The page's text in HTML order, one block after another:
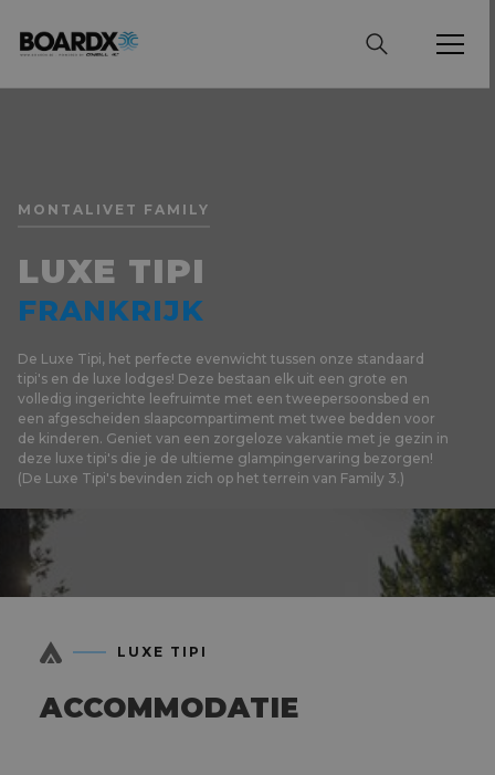
MONTALIVET FAMILY
LUXE TIPI
FRANKRIJK
De Luxe Tipi, het perfecte evenwicht tussen onze standaard
tipi's en de luxe lodges! Deze bestaan elk uit een grote en
volledig ingerichte leefruimte met een tweepersoonsbed en
een afgescheiden slaapcompartiment met twee bedden voor
de kinderen. Geniet van een zorgeloze vakantie met je gezin in
deze luxe tipi's die je de ultieme glampingervaring bezorgen!
(De Luxe Tipi's bevinden zich op het terrein van Family 3.)
LUXE TIPI
ACCOMMODATIE